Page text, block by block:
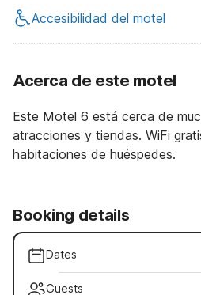
Accesibilidad del motel
Acerca de este motel
Este Motel 6 está cerca de
atracciones y tiendas. WiFi
habitaciones de huéspedes.
Booking details
Dates
Guests